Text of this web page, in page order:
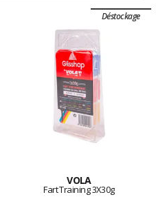
Déstockage
VOLA
Fart Training 3X30g